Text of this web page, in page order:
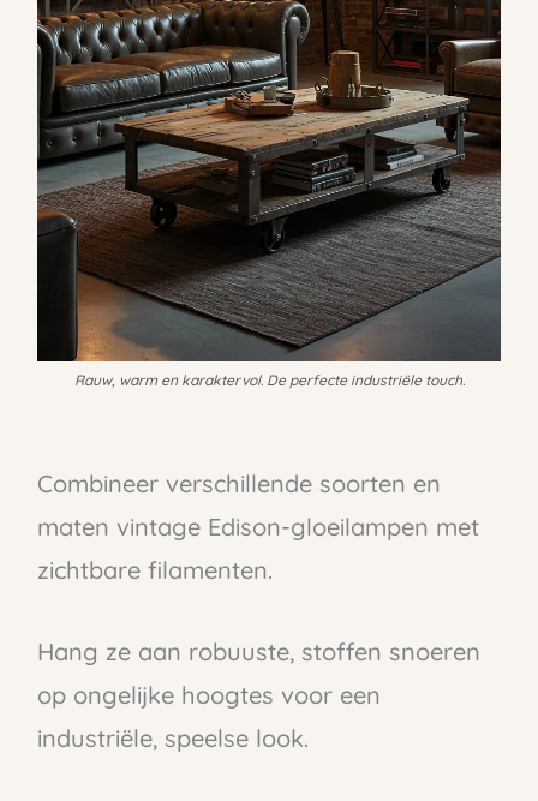
Rauw, warm en karaktervol. De perfecte industriële touch.
Combineer verschillende soorten en
maten vintage Edison-gloeilampen met
zichtbare filamenten.
Hang ze aan robuuste, stoffen snoeren
op ongelijke hoogtes voor een
industriële, speelse look.